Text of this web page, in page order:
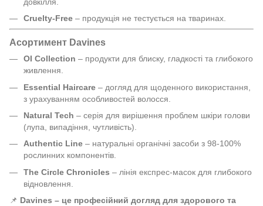
Cruelty-Free – продукція не тестується на тваринах.
Асортимент Davines
OI Collection – продукти для блиску, гладкості та глибокого
живлення.
Essential Haircare – догляд для щоденного використання,
з урахуванням особливостей волосся.
Natural Tech – серія для вирішення проблем шкіри голови
(лупа, випадіння, чутливість).
Authentic Line – натуральні органічні засоби з 98-100%
рослинних компонентів.
The Circle Chronicles – лінія експрес-масок для глибокого
відновлення.
📌 Davines – це професійний догляд для здорового та